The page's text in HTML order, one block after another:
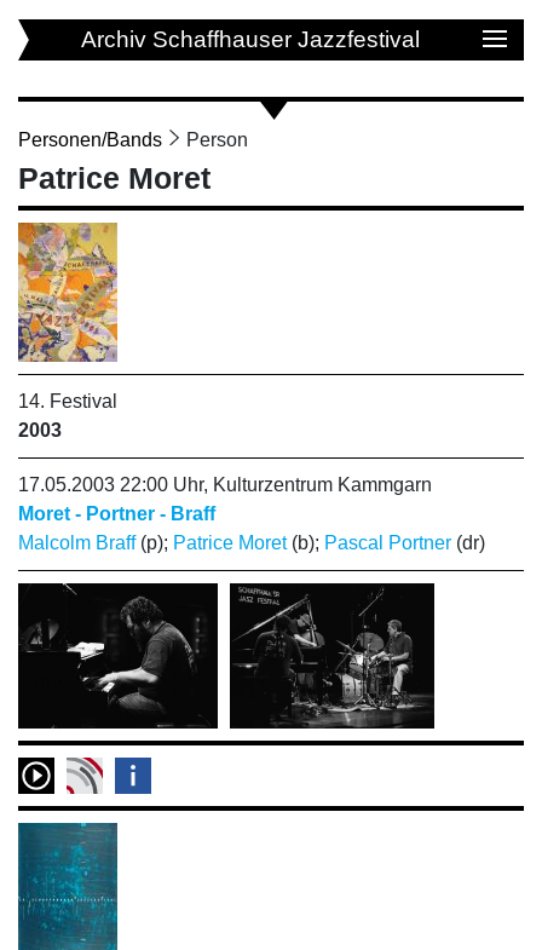
Archiv Schaffhauser Jazzfestival
Personen/Bands Person
Patrice Moret
14. Festival
2003
17.05.2003 22:00 Uhr, Kulturzentrum Kammgarn
Moret - Portner - Braff
Malcolm Braff(p); Patrice Moret(b); Pascal Portner (dr)